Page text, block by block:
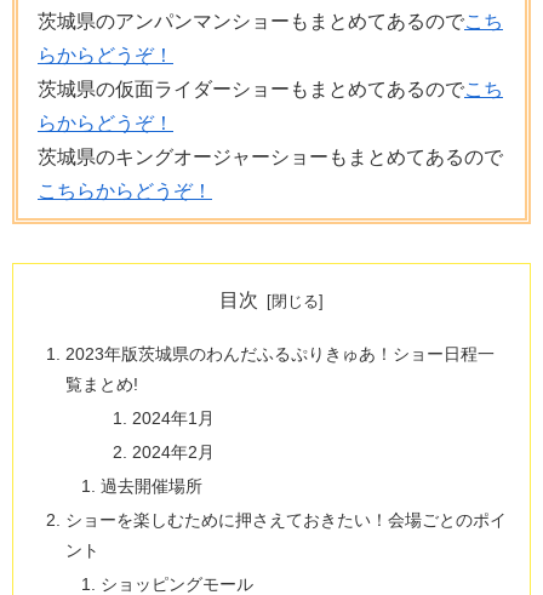
茨城県のアンパンマンショーもまとめてあるのでこち
らからどうぞ！
茨城県の仮面ライダーショーもまとめてあるのでこち
らからどうぞ！
茨城県のキングオージャーショーもまとめてあるので
こちらからどうぞ！
目次
2023年版茨城県のわんだふるぷりきゅあ！ショー日程一
覧まとめ!
2024年1月
2024年2月
過去開催場所
ショーを楽しむために押さえておきたい！会場ごとのポイ
ント
ショッピングモール